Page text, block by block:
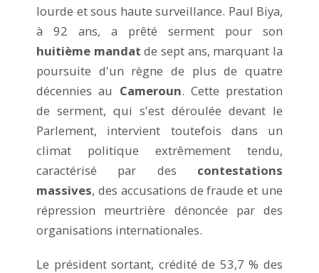
lourde et sous haute surveillance. Paul Biya,
à 92 ans, a prêté serment pour son
huitième mandat de sept ans, marquant la
poursuite d'un règne de plus de quatre
décennies au Cameroun. Cette prestation
de serment, qui s'est déroulée devant le
Parlement, intervient toutefois dans un
climat politique extrêmement tendu,
caractérisé par des contestations
massives, des accusations de fraude et une
répression meurtrière dénoncée par des
organisations internationales.
Le président sortant, crédité de 53,7 % des